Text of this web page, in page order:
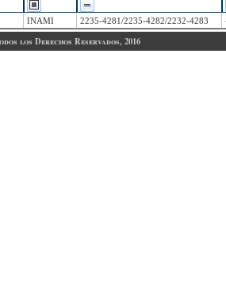
INAMI 2235-4281/2235-4282/2232-4283
los Derechos Reservados, 2016